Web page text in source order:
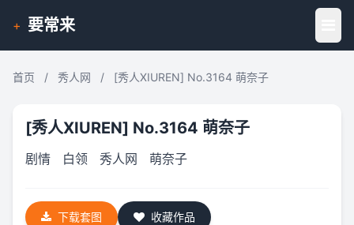
+ 要常来
首页 / 秀人网 / [秀人XIUREN] No.3164 萌奈子
[秀人XIUREN] No.3164 萌奈子
剧情 白领 秀人网 萌奈子
下载套图 收藏作品